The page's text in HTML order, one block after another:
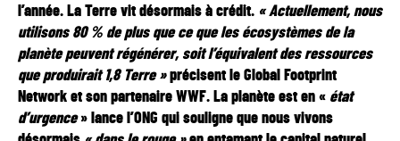
l’année. La Terre vit désormais à crédit. « Actuellement, nous
utilisons 80 % de plus que ce que les écosystèmes de la
planète peuvent régénérer, soit l’équivalent des ressources
que produirait 1,8 Terre »précisent le Global Footprint
Network et son partenaire WWF. La planète est en « état
d’urgence» lance l’ONG qui souligne que nous vivons